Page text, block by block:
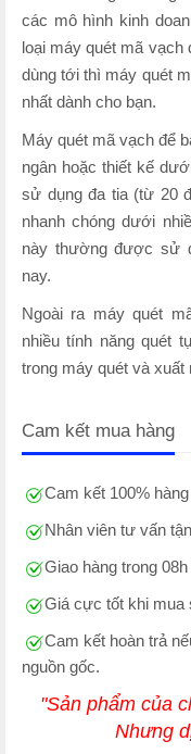
các mô hình kinh
loại máy quét mã vạch
dùng tới thì máy quét
nhất dành cho bạn.
Máy quét mã vạch để
ngân hoặc thiết kế
sử dụng đa tia (từ 20
nhanh chóng dưới
này thường được sử
nay.
Ngoài ra máy quét
nhiều tính năng quét
trong máy quét và xuất
Cam kết mua hàng
Cam kết 100%
Nhân viên tư vấn
Giao hàng trong
Giá cực tốt khi mua
Cam kết hoàn trả
nguồn gốc.
"Sản phẩm của
Nhưng